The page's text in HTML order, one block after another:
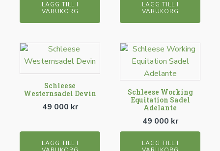
LÄGG TILL I
VARUKORG
LÄGG TILL I
VARUKORG
Schleese
Westernsadel Devin
49 000 kr
LÄGG TILL I
Schleese Working
Equitation Sadel
Adelante
49 000 kr
LÄGG TILL I